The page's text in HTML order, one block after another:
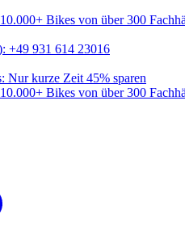
Bikes von über 300
+49 931 614 23016
kurze Zeit 45% sparen
Bikes von über 300